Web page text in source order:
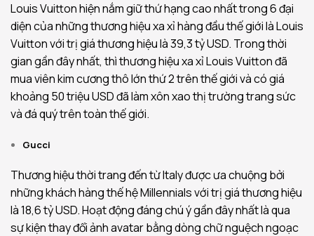
Louis Vuitton hiện nắm giữ thứ hạng cao nhất trong 6 đại
diện của những thương hiệu xa xỉ hàng đầu thế giới là Louis
Vuitton với trị giá thương hiệu là 39,3 tỷ USD. Trong thời
gian gần đây nhất, thì thương hiệu xa xỉ Louis Vuitton đã
mua viên kim cương thô lớn thứ 2 trên thế giới và có giá
khoảng 50 triệu USD đã làm xôn xao thị trường trang sức
và đá quý trên toàn thế giới.
Gucci
Thương hiệu thời trang đến từ Italy được ưa chuộng bởi
những khách hàng thế hệ Millennials với trị giá thương hiệu
là 18,6 tỷ USD. Hoạt động đáng chú ý gần đây nhất là qua
sự kiện thay đổi ảnh avatar bằng dòng chữ nguệch ngoạc